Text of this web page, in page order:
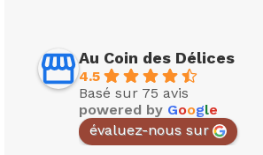
Au Coin des Délices
4.5
Basé sur 75 avis
powered by Google
évaluez-nous sur